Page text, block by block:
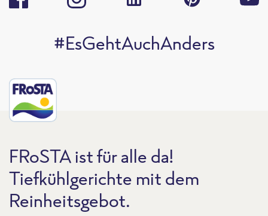
#EsGehtAuchAnders
FRoSTA ist für alle da!
Tiefkühlgerichte mit dem
Reinheitsgebot.